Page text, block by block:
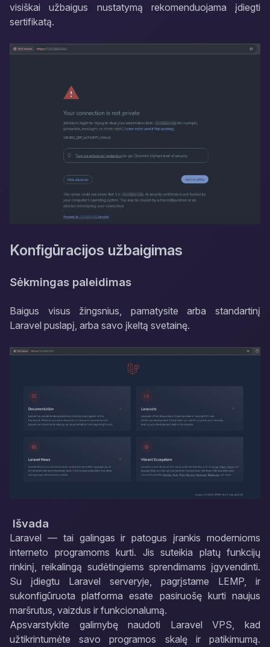
visiškai užbaigus nustatymą rekomenduojama įdiegti
sertifikatą.
Konfigūracijos užbaigimas
Sėkmingas paleidimas
Baigus visus žingsnius, pamatysite arba standartinį
Laravel puslapį, arba savo įkeltą svetainę.
Išvada
Laravel — tai galingas ir patogus įrankis modernioms
interneto programoms kurti. Jis suteikia platų funkcijų
rinkinį, reikalingą sudėtingiems sprendimams įgyvendinti.
Su įdiegtu Laravel serveryje, pagrįstame LEMP, ir
sukonfigūruota platforma esate pasiruošę kurti naujus
maršrutus, vaizdus ir funkcionalumą.
Apsvarstykite galimybę naudoti Laravel VPS, kad
užtikrintumėte savo programos skalę ir patikimumą.